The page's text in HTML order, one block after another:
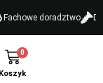
Fachowe doradztwo
0